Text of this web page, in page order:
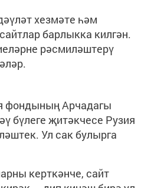
хезмәте һәм
барлыкка килгән.
рәсмиләштерү
фондының Арчадагы
бүлеге җитәкчесе Рузия
Ул сак булырга
керткәнче, сайт